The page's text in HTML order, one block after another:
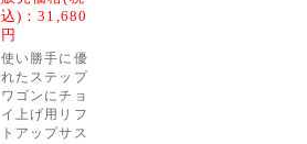
込)：31,680
円
使い勝手に優
れたステップ
ワゴンにチョ
イ上げ用リフ
トアップサス